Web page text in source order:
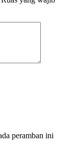
peramban ini